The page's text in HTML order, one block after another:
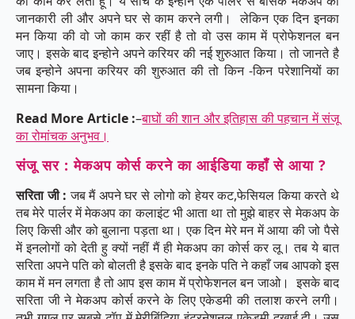
जानकारी ली और अपने घर से काम करने लगी। लेकिन एक दिन इनका
मन किया की वो जो काम कर रहीं है तो वो उस काम में प्रोफेशनल बन
जाए। इसके बाद इन्होने अपने करियर की नई शुरुआत किया। तो जानते है
जब इन्होने अपना करियर की शुरुआत की तो किन -किन परेशानियों का
सामना किया।
Read More Article :–बाघों की शान और इतिहास की पहचान में संजू
का रोमांचक अनुभव।
संजू सर : मेकअप कोर्स करने का आईडिया कहाँ से आया ?
सरिता जी :जब मैं अपने घर से लोगो को हेयर कट,फेसियल किया करते थे
तब मेरे पार्लर में मेकअप का कलाइंट भी आता था तो मुझे बाहर से मेकअप के
लिए किसी और को बुलाना पड़ता था। एक दिन मेरे मन में आया की जो पैसे
में इनलोगों को देती हु क्यों नहीं मैं ही मेकअप का कोर्स कर लू। तब ये बात
सरिता अपने पति को बोलती है इसके बाद इनके पति ने कहाँ जब आपको इस
काम में मन लगता है तो आप इस काम में प्रोफेशनल बन जाओ। इसके बाद
सरिता जी ने मेकअप कोर्स करने के लिए एकेडमी की तलाश करने लगी।